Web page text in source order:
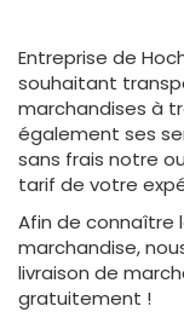
Entreprise de
souhaitant
marchandises à
également ses
sans frais notre
tarif de votre
Afin de connaître
marchandise,
livraison de
gratuitement !